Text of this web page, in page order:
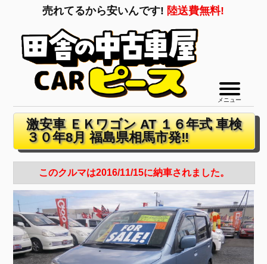
売れてるから安いんです! 陸送費無料!
メニュー
激安車 ＥＫワゴン AT １６年式 車検
３０年8月 福島県相馬市発‼
このクルマは2016/11/15に納車されました。